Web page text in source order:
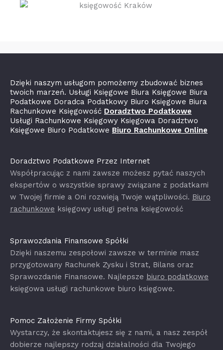
Dzięki naszym usługom pomożemy zbudować biznes
twoich marzeń. Usługi Księgowe Biura Księgowe Biura
Podatkowe Doradca Podatkowy Biuro Księgowe Biura
Rachunkowe Księgowość Doradztwo Podatkowe
Usługi Rachunkowe Księgowy Księgowa Doradztwo
Księgowe Biuro Podatkowe Biuro Rachunkowe Online
Doradztwo Podatkowe Przez Internet
Współpracując z nami zawsze możesz pytać naszych
ekspertów o wszystkie sprawy związane z podatkami
w Twojej firmie a Oni rozwieją Twoje wątpliwości. Biuro
rachunkowe księgowy usługi pełna księgowość
Sprawozdania Finansowe Spółki
Dzięki naszemu zespołowi zawsze w terminie masz
przygotowany Rachunek Zysku i Strat, Bilans oraz
Sprawozdanie Finansowe. Najlepsze biuro podatkowe
księgowa usługi rachunkowe biuro księgowe.
Pomoc Założenie Firmy Spółki
Wystarczy, że skontaktujesz się z nami, a nasz zespół
dobierze najlepszy rodzaj działalności dla Twojego